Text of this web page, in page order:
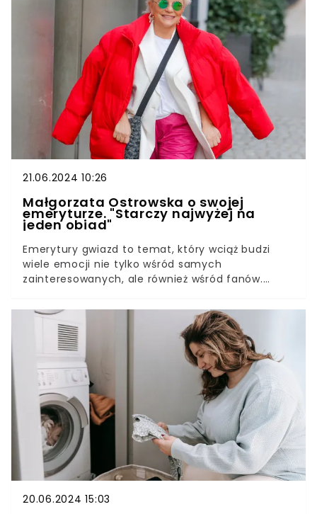
21.06.2024 10:26
Małgorzata Ostrowska o swojej
emeryturze. "Starczy najwyżej na
jeden obiad"
Emerytury gwiazd to temat, który wciąż budzi
wiele emocji nie tylko wśród samych
zainteresowanych, ale również wśród fanów.
scenie, muszą się zadowolić niewielkimi kwotami,
które wylicza im ZUS. Małgorzata Ostrowska, była
wokalistka Lombardu przyznała, że wysokość jej
świadczenia jest co najmniej śmieszna.
20.06.2024 15:03